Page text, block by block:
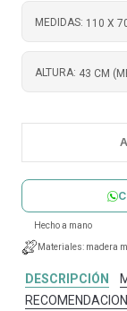
MEDIDAS: 110 X
ALTURA: 43 CM
Hecho a mano
Materiales: madera
DESCRIPCIÓN